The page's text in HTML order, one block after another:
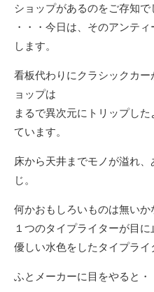
ショップがあるのをご存知で
・・・今日は、そのアンテ
します。
看板代わりにクラシックカ
ョップは
まるで異次元にトリップし
ています。
床から天井までモノが溢れ
じ。
何かおもしろいものは無いか
１つのタイプライターが目に
優しい水色をしたタイプライ
ふとメーカーに目をやると・